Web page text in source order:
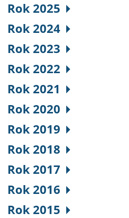
Rok 2025
Rok 2024
Rok 2023
Rok 2022
Rok 2021
Rok 2020
Rok 2019
Rok 2018
Rok 2017
Rok 2016
Rok 2015